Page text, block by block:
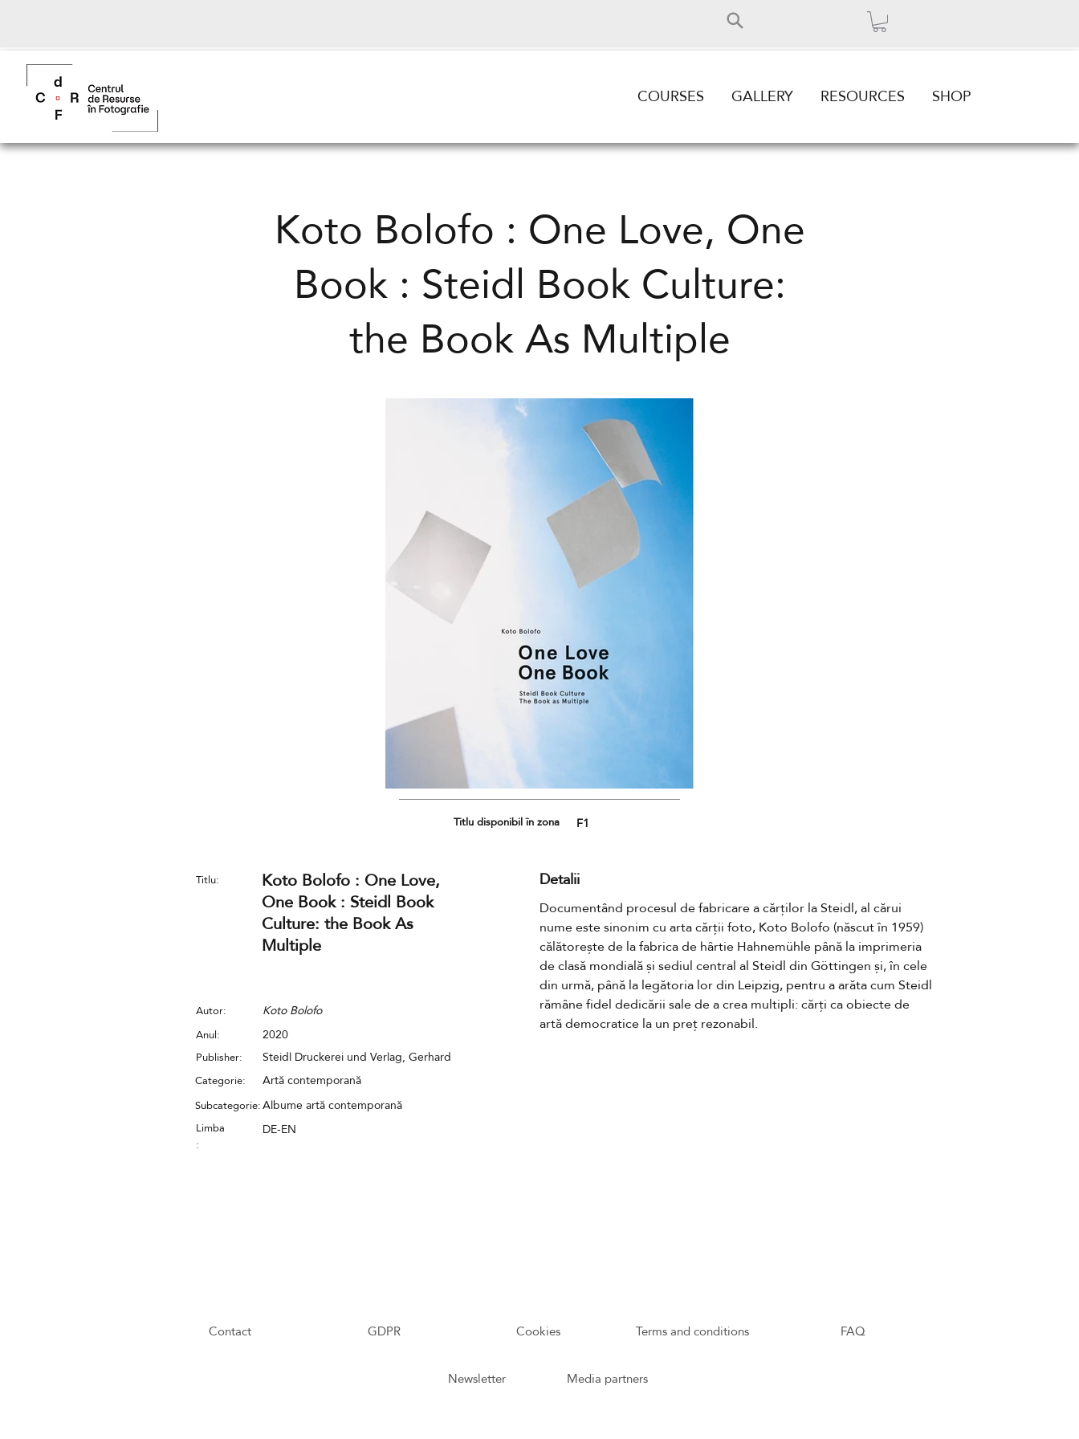
COURSES GALLERY RESOURCES SHOP
Koto Bolofo : One Love, One
Book : Steidl Book Culture:
the Book As Multiple
Titlu disponibil în zona F1
Titlu:
Koto Bolofo : One Love,
One Book : Steidl Book
Culture: the Book As
Multiple
Autor: Koto Bolofo
Anul: 2020
Publisher: Steidl Druckerei und Verlag, Gerhard
Categorie:
Artă contemporană
Albume artă contemporană
Subcategorie:
Limba
:
DE-EN
Detalii
Documentând procesul de fabricare a cărților la Steidl, al cărui
nume este sinonim cu arta cărții foto, Koto Bolofo (născut în 1959)
călătorește de la fabrica de hârtie Hahnemühle până la imprimeria
de clasă mondială și sediul central al Steidl din Göttingen și, în cele
din urmă, până la legătoria lor din Leipzig, pentru a arăta cum Steidl
rămâne fidel dedicării sale de a crea multipli: cărți ca obiecte de
artă democratice la un preț rezonabil.
Contact GDPR Cookies Terms and conditions
Newsletter Media partners
FAQ